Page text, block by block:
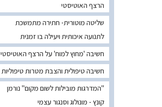
הרצף האוטיסטי
שליטה מוטורית- חתירה מתמשכת
לתנועה איכותית ויעילה בו זמנית
חשיבה 'מחוץ למוח' על הרצף האוטיסטי
חשיבה טיפולית והצבת מטרות טיפוליות
"המדרגות מובילות לשום מקום" נורמן
קונץ - מונולוג וסנגור עצמי